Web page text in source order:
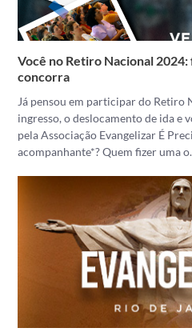
Você no Retiro Nacional 2024:
concorra
Já pensou em participar do Retiro
ingresso, o deslocamento de ida e
pela Associação Evangelizar É
acompanhante*? Quem fizer uma